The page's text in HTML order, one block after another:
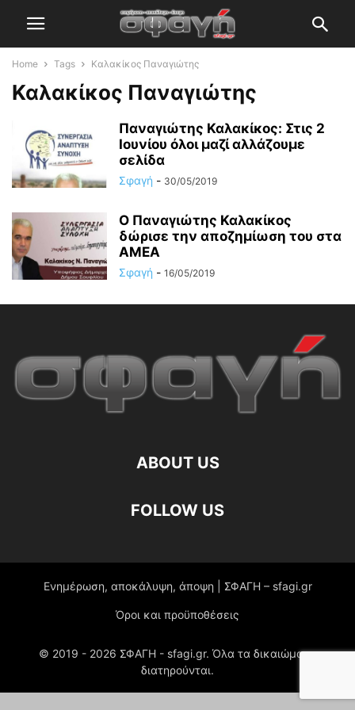
Home Tags Καλακίκος Παναγιώτης
Καλακίκος Παναγιώτης
Παναγιώτης Καλακίκος: Στις 2
Ιουνίου όλοι μαζί αλλάζουμε
σελίδα
Σφαγή - 30/05/2019
Ο Παναγιώτης Καλακίκος
δώρισε την αποζημίωση του στα
ΑΜΕΑ
Σφαγή - 16/05/2019
ABOUT US
FOLLOW US
Ενημέρωση, αποκάλυψη, άποψη | ΣΦΑΓΗ – sfagi.gr
Όροι και προϋποθέσεις
© 2019 - 2026 ΣΦΑΓΗ - sfagi.gr. Όλα τα δικαιώματα
διατηρούνται.